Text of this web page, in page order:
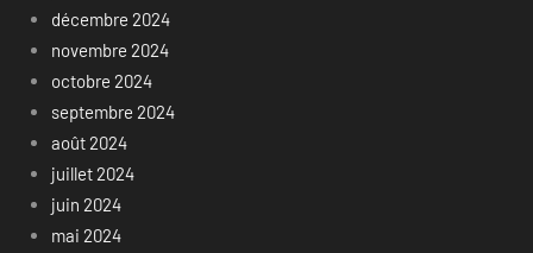
décembre 2024
novembre 2024
octobre 2024
septembre 2024
août 2024
juillet 2024
juin 2024
mai 2024